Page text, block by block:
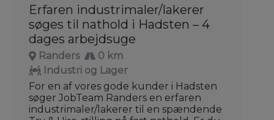
Erfaren industrimaler/lakerer
søges til nathold i Hadsten – 4
dages arbejdsuge
Randers
0 km
Industri og Lager
For en af vores gode kunder i Hadsten
søger JobTeam Randers en erfaren
industrimaler/lakerer til en spændende